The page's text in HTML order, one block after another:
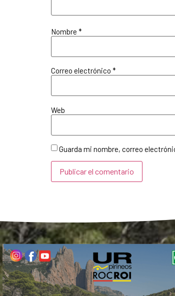
Nombre *
Correo electrónico *
Web
Guarda mi nombre, correo